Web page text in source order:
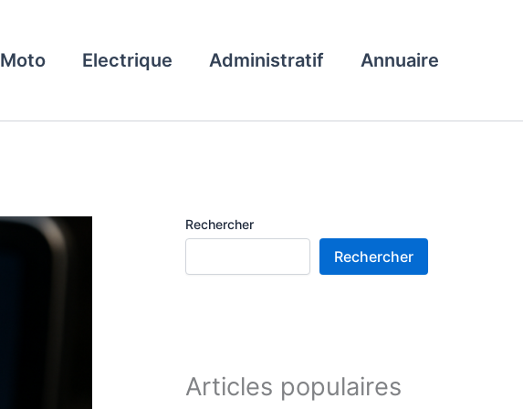
Moto Electrique Administratif Annuaire
Rechercher
Rechercher
Articles populaires